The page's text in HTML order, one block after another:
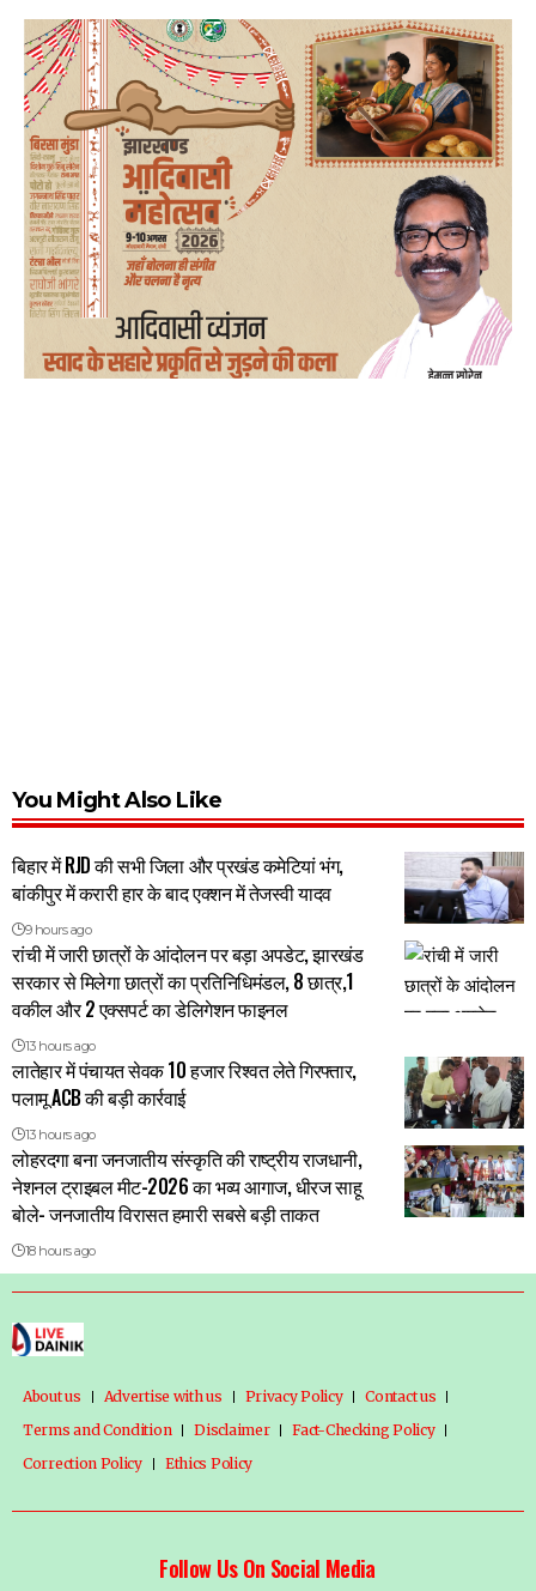
You Might Also Like
बिहार में RJD की सभी जिला और प्रखंड कमेटियां भंग,
बांकीपुर में करारी हार के बाद एक्शन में तेजस्वी यादव
9 hours ago
रांची में जारी छात्रों के आंदोलन पर बड़ा अपडेट, झारखंड
सरकार से मिलेगा छात्रों का प्रतिनिधिमंडल, 8 छात्र,1
वकील और 2 एक्सपर्ट का डेलिगेशन फाइनल
13 hours ago
लातेहार में पंचायत सेवक 10 हजार रिश्वत लेते गिरफ्तार,
पलामू ACB की बड़ी कार्रवाई
13 hours ago
लोहरदगा बना जनजातीय संस्कृति की राष्ट्रीय राजधानी,
नेशनल ट्राइबल मीट-2026 का भव्य आगाज, धीरज साहू
बोले- जनजातीय विरासत हमारी सबसे बड़ी ताकत
18 hours ago
About us Advertise with us Privacy Policy
Contact us
Terms and Condition
Disclaimer
Fact-Checking Policy
Correction Policy
Ethics Policy
Follow Us On Social Media